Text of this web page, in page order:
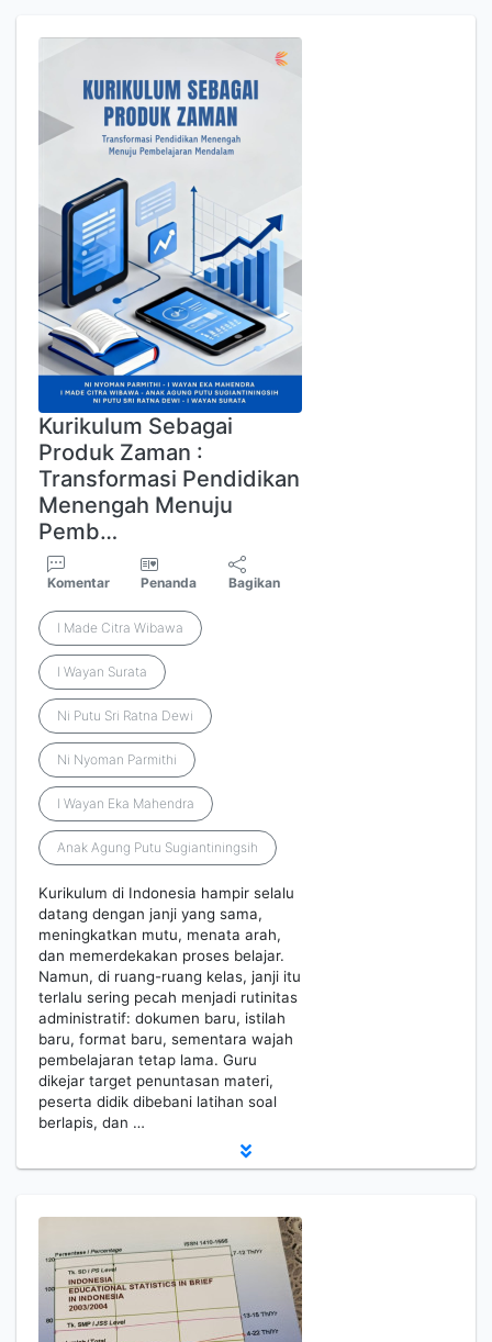
Kurikulum Sebagai
Produk Zaman :
Transformasi Pendidikan
Menengah Menuju
Pemb…
Komentar Penanda Bagikan
I Made Citra Wibawa
I Wayan Surata
Ni Putu Sri Ratna Dewi
Ni Nyoman Parmithi
I Wayan Eka Mahendra
Anak Agung Putu Sugiantiningsih
Kurikulum di Indonesia hampir selalu
datang dengan janji yang sama,
meningkatkan mutu, menata arah,
dan memerdekakan proses belajar.
Namun, di ruang-ruang kelas, janji itu
terlalu sering pecah menjadi rutinitas
administratif: dokumen baru, istilah
baru, format baru, sementara wajah
pembelajaran tetap lama. Guru
dikejar target penuntasan materi,
peserta didik dibebani latihan soal
berlapis, dan …